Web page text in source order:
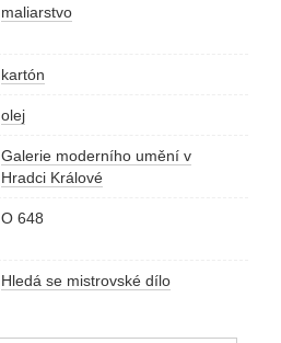
maliarstvo
kartón
olej
Galerie moderního umění v
Hradci Králové
O 648
Hledá se mistrovské dílo